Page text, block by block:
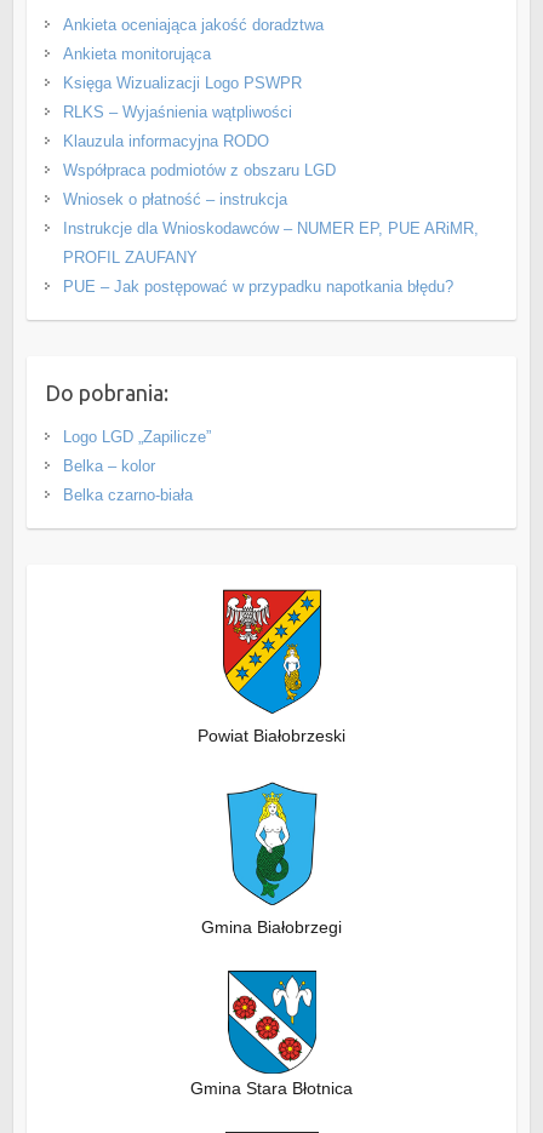
Ankieta oceniająca jakość doradztwa
Ankieta monitorująca
Księga Wizualizacji Logo PSWPR
RLKS – Wyjaśnienia wątpliwości
Klauzula informacyjna RODO
Współpraca podmiotów z obszaru LGD
Wniosek o płatność – instrukcja
Instrukcje dla Wnioskodawców – NUMER EP, PUE ARiMR,
PROFIL ZAUFANY
PUE – Jak postępować w przypadku napotkania błędu?
Do pobrania:
Logo LGD „Zapilicze”
Belka – kolor
Belka czarno-biała
Powiat Białobrzeski
Gmina Białobrzegi
Gmina Stara Błotnica